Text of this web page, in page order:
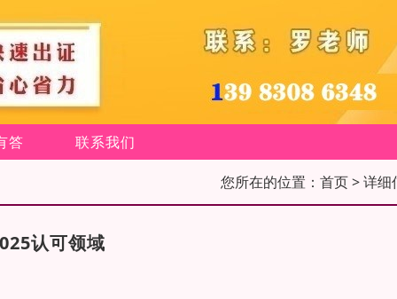
答 联系我们
您所在的位置： 首页> 详细
认可领域